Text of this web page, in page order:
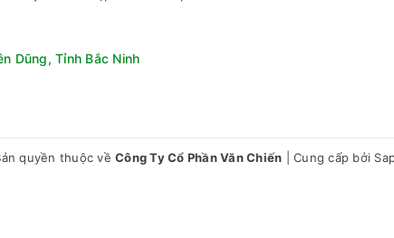
Dũng, Tỉnh Bắc Ninh
quyền thuộc về Công Ty Cổ Phần Văn Chiến Cung cấp bởi